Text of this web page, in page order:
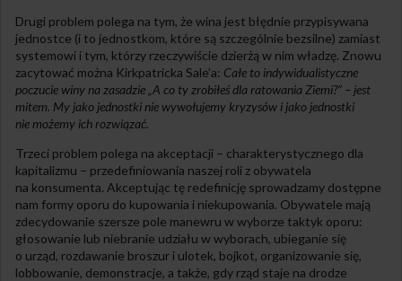
Drugi problem polega na tym, że wina jest błędnie przypisywana
jednostce (i to jednostkom, które są szczególnie bezsilne) zamiast
systemowi i tym, którzy rzeczywiście dzierżą w nim władzę. Znowu
zacytować można Kirkpatricka Sale’a: Całe to indywidualistyczne
poczucie winy na zasadzie „A co ty zrobiłeś dla ratowania Ziemi?” – jest
mitem. My jako jednostki nie wywołujemy kryzysów i jako jednostki
nie możemy ich rozwiązać.
Trzeci problem polega na akceptacji – charakterystycznego dla
kapitalizmu – przedefiniowania naszej roli z obywatela
na konsumenta. Akceptując tę redefinicję sprowadzamy dostępne
nam formy oporu do kupowania i niekupowania. Obywatele mają
zdecydowanie szersze pole manewru w wyborze taktyk oporu:
głosowanie lub niebranie udziału w wyborach, ubieganie się
o urząd, rozdawanie broszur i ulotek, bojkot, organizowanie się,
lobbowanie, demonstracje, a także, gdy rząd staje na drodze